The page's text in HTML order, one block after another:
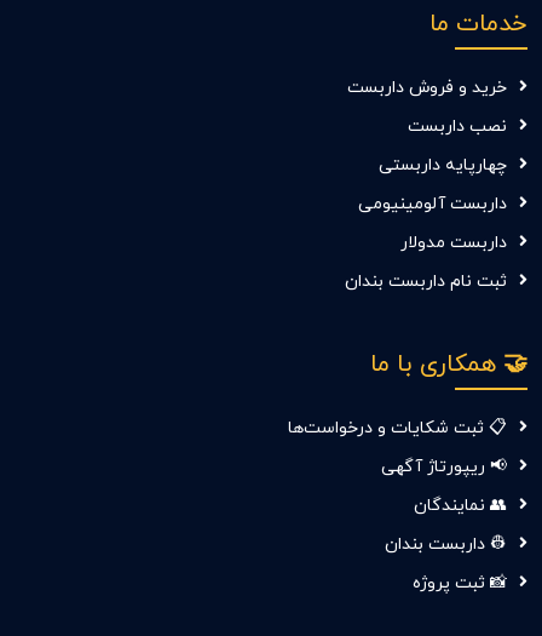
خدمات ما
خرید و فروش داربست
نصب داربست
چهارپایه داربستی
داربست آلومینیومی
داربست مدولار
ثبت نام داربست بندان
🤝 همکاری با ما
📋 ثبت شکایات و درخواست‌ها
📢 ریپورتاژ آگهی
👥 نمایندگان
👷 داربست بندان
📸 ثبت پروژه